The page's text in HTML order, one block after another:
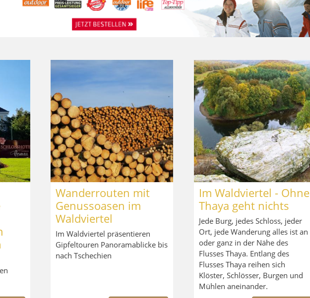
Wanderrouten mit
Genussoasen im
Waldviertel
Im Waldviertel präsentieren
Gipfeltouren Panoramablicke bis
nach Tschechien
Im Waldviertel - Ohne
Thaya geht nichts
Jede Burg, jedes Schloss, jeder
Ort, jede Wanderung alles ist an
oder ganz in der Nähe des
Flusses Thaya. Entlang des
Flusses Thaya reihen sich
Klöster, Schlösser, Burgen und
Mühlen aneinander.